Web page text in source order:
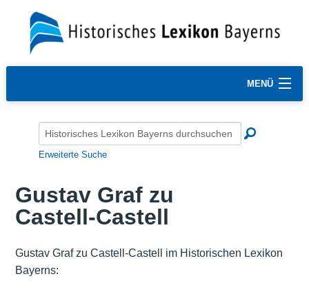
MENÜ
Erweiterte Suche
Gustav Graf zu
Castell-Castell
Gustav Graf zu Castell-Castell im Historischen Lexikon
Bayerns: